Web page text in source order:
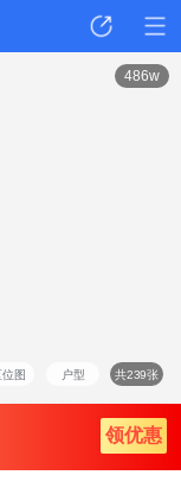
位图 户型 共239张
486w
点评
领优惠